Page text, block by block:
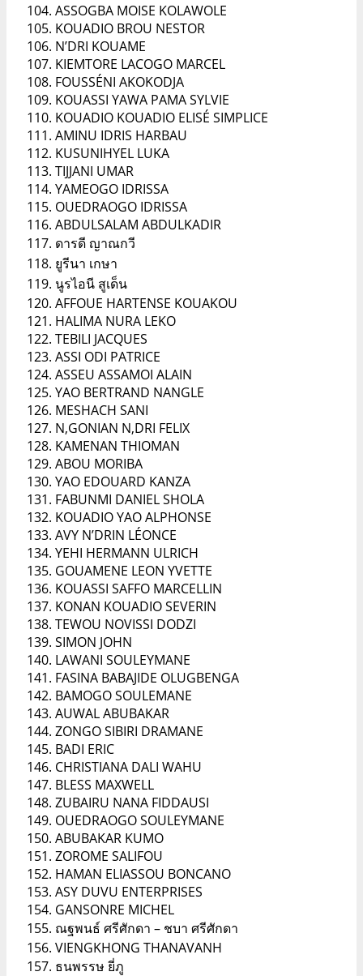
ASSOGBA MOISE KOLAWOLE
KOUADIO BROU NESTOR
N’DRI KOUAME
KIEMTORE LACOGO MARCEL
FOUSSÉNI AKOKODJA
KOUASSI YAWA PAMA SYLVIE
KOUADIO KOUADIO ELISÉ SIMPLICE
AMINU IDRIS HARBAU
KUSUNIHYEL LUKA
TIJJANI UMAR
YAMEOGO IDRISSA
OUEDRAOGO IDRISSA
ABDULSALAM ABDULKADIR
ดารดี ญาณกวี
ยูรีนา เกษา
นูรไอนี สูเด็น
AFFOUE HARTENSE KOUAKOU
HALIMA NURA LEKO
TEBILI JACQUES
ASSI ODI PATRICE
ASSEU ASSAMOI ALAIN
YAO BERTRAND NANGLE
MESHACH SANI
N,GONIAN N,DRI FELIX
KAMENAN THIOMAN
ABOU MORIBA
YAO EDOUARD KANZA
FABUNMI DANIEL SHOLA
KOUADIO YAO ALPHONSE
AVY N’DRIN LÉONCE
YEHI HERMANN ULRICH
GOUAMENE LEON YVETTE
KOUASSI SAFFO MARCELLIN
KONAN KOUADIO SEVERIN
TEWOU NOVISSI DODZI
SIMON JOHN
LAWANI SOULEYMANE
FASINA BABAJIDE OLUGBENGA
BAMOGO SOULEMANE
AUWAL ABUBAKAR
ZONGO SIBIRI DRAMANE
BADI ERIC
CHRISTIANA DALI WAHU
BLESS MAXWELL
ZUBAIRU NANA FIDDAUSI
OUEDRAOGO SOULEYMANE
ABUBAKAR KUMO
ZOROME SALIFOU
HAMAN ELIASSOU BONCANO
ASY DUVU ENTERPRISES
GANSONRE MICHEL
ณฐพนธ์ ศรีศักดา – ชบา ศรีศักดา
VIENGKHONG THANAVANH
ธนพรรษ ยี่ภู